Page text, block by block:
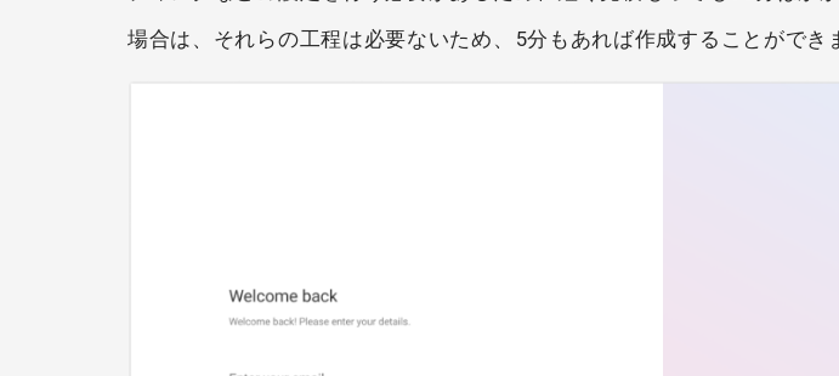
場合は、それらの工程は必要ないため、5分もあれば作成することができ